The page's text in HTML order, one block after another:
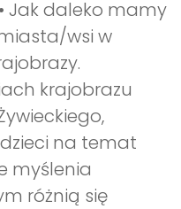
Jak daleko mamy
wsi w
krajobrazu
na temat
myślenia
różnią się